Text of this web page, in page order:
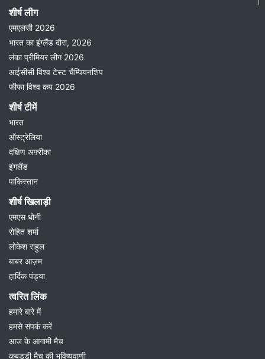
शीर्ष लीग
एमएलसी 2026
भारत का इंग्लैंड दौरा, 2026
लंका प्रीमियर लीग 2026
आईसीसी विश्व टेस्ट चैम्पियनशिप
फीफा विश्व कप 2026
शीर्ष टीमें
भारत
ऑस्ट्रेलिया
दक्षिण अफ़्रीका
इंगलैंड
पाकिस्तान
शीर्ष खिलाड़ी
एमएस धोनी
रोहित शर्मा
लोकेश राहुल
बाबर आज़म
हार्दिक पंड्या
त्वरित लिंक
हमारे बारे में
हमसे संपर्क करें
आज के आगामी मैच
कबड्डी मैच की भविष्यवाणी